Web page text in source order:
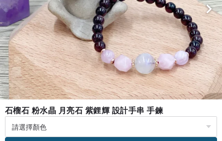
石榴石 粉水晶 月亮石 紫鋰輝 設計手串 手鍊